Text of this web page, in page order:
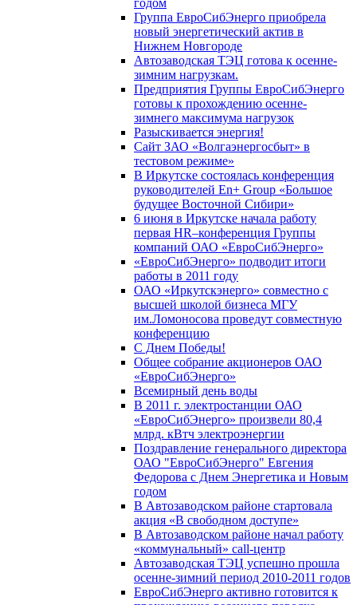
годом
Группа ЕвроСибЭнерго приобрела
новый энергетический актив в
Нижнем Новгороде
Автозаводская ТЭЦ готова к осенне-
зимним нагрузкам.
Предприятия Группы ЕвроСибЭнерго
готовы к прохождению осенне-
зимнего максимума нагрузок
Разыскивается энергия!
Сайт ЗАО «Волгаэнергосбыт» в
тестовом режиме»
В Иркутске состоялась конференция
руководителей En+ Group «Большое
будущее Восточной Сибири»
6 июня в Иркутске начала работу
первая HR–конференция Группы
компаний ОАО «ЕвроСибЭнерго»
«ЕвроСибЭнерго» подводит итоги
работы в 2011 году
ОАО «Иркутскэнерго» совместно с
высшей школой бизнеса МГУ
им.Ломоносова проведут совместную
конференцию
С Днем Победы!
Общее собрание акционеров ОАО
«ЕвроСибЭнерго»
Всемирный день воды
В 2011 г. электростанции ОАО
«ЕвроСибЭнерго» произвели 80,4
млрд. кВтч электроэнергии
Поздравление генерального директора
ОАО "ЕвроСибЭнерго" Евгения
Федорова с Днем Энергетика и Новым
годом
В Автозаводском районе стартовала
акция «В свободном доступе»
В Автозаводском районе начал работу
«коммунальный» call-центр
Автозаводская ТЭЦ успешно прошла
осенне-зимний период 2010-2011 годов
ЕвроСибЭнерго активно готовится к